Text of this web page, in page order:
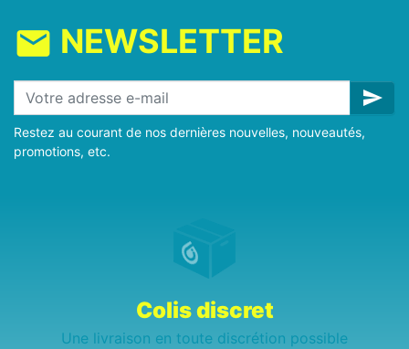
mail NEWSLETTER
send
Restez au courant de nos dernières nouvelles, nouveautés,
promotions, etc.
Colis discret
Une livraison en toute discrétion possible